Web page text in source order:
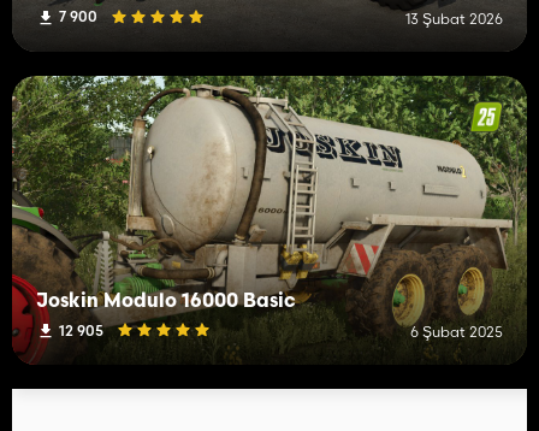
7 900 13 Şubat 2026
Joskin Modulo 16000 Basic
12 905 6 Şubat 2025